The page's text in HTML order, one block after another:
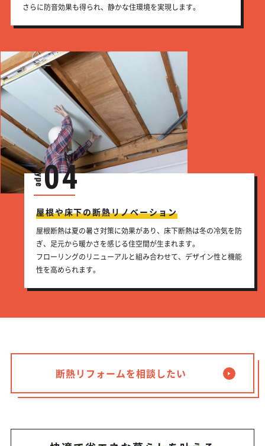
さらに防音効果も得られ、静かな住環境を実現します。
04
屋根や床下の断熱リノベーション
屋根断熱は夏の暑さ対策に効果があり、床下断熱は冬の冷気を防
ぎ、足元から暖かさを感じる住空間が生まれます。
フローリングのリニューアルと組み合わせて、デザイン性と機能
性を高められます。
断熱リフォームを相談したい ▶